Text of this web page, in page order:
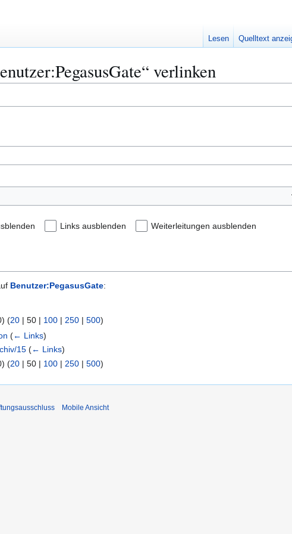
verlinken
Links ausblenden Weiterleitungen ausblenden
Benutzer:PegasusGate:
) (20 | 50 | 100 | 250 | 500)
(← Links)
15 (← Links)
) (20 | 50 | 100 | 250 | 500)
Lesen Quelltext
Mobile Ansicht